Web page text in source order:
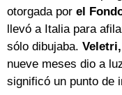
otorgada por el
llevó a Italia para
sólo dibujaba. Veletri,
nueve meses dio a
significó un punto de